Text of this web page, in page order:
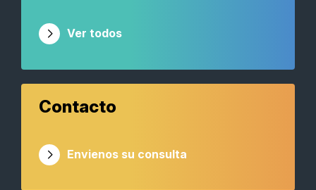
Ver todos
Contacto
Envienos su consulta